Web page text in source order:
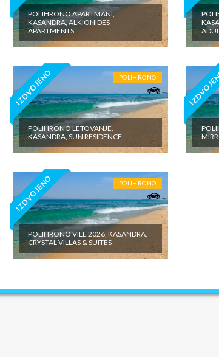
POLIHRONO APARTMANI,
KASANDRA, ALKIONIDES
APARTMENTS
IZDVOJENO POLIHRONO
POLIHRONO LETOVANJE,
KASANDRA, SUN RESIDENCE
IZDVOJENO POLIHRONO
POLIHRONO VILE 2026, KASANDRA,
CRYSTAL VILLAS & SUITES